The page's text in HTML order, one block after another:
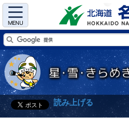
Menu
読み上げる